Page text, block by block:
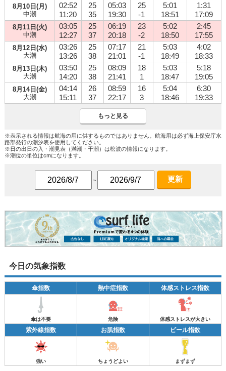
8月10日(月)
中潮
02:52
11:20
25
35
05:03
19:30
25
-1
5:01
18:51
1:31
17:09
8月11日(火)
中潮
03:05
12:27
25
37
06:19
20:18
23
-2
5:02
18:50
2:45
17:55
8月12日(水)
大潮
03:26
13:26
25
38
07:17
21:01
21
-1
5:03
18:49
4:02
18:33
8月13日(木)
大潮
03:50
14:20
25
38
08:09
21:41
18
1
5:03
18:47
5:18
19:05
8月14日(金)
大潮
04:14
15:11
26
37
08:59
22:17
16
3
5:04
18:46
6:30
19:33
もっと見る
※表示される情報は航海の用に供するものではありません。航海用は必ず海上保安庁水
路部発行の潮汐表を使用してください。
※日の出日の入・潮見表（満潮・干潮）は松波の情報になります。
※潮位の単位はcmになります。
～ 更新
今日の気象指数
傘指数 熱中症指数 体感ストレス指数
傘は不要 危険 体感ストレスが大きい
紫外線指数 お肌指数 ビール指数
強い ちょうどよい まずまず